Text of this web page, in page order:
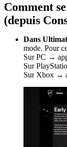
Comment
(depuis
Dans
mode. Pour
Sur PC →
Sur
Sur Xbox →